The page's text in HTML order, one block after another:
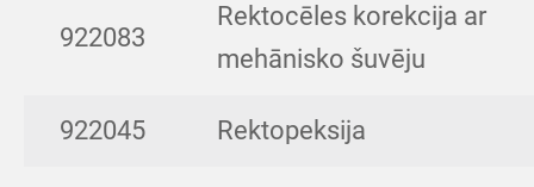
922083
Rektocēles korekcija ar
mehānisko šuvēju
922045 Rektopeksija